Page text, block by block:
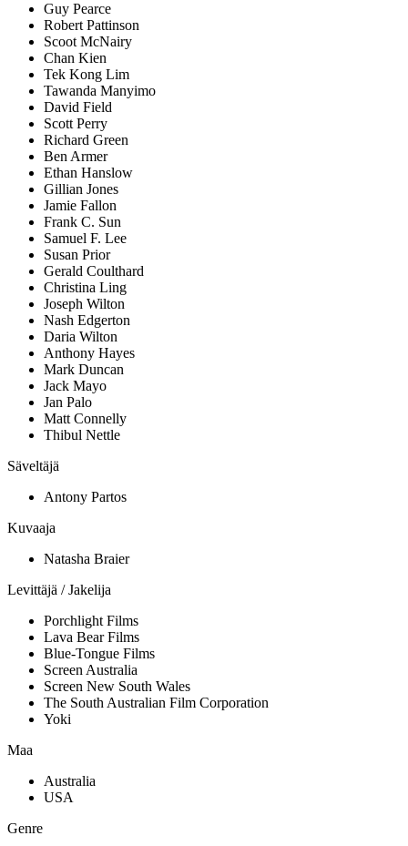
Guy Pearce
Robert Pattinson
Scoot McNairy
Chan Kien
Tek Kong Lim
Tawanda Manyimo
David Field
Scott Perry
Richard Green
Ben Armer
Ethan Hanslow
Gillian Jones
Jamie Fallon
Frank C. Sun
Samuel F. Lee
Susan Prior
Gerald Coulthard
Christina Ling
Joseph Wilton
Nash Edgerton
Daria Wilton
Anthony Hayes
Mark Duncan
Jack Mayo
Jan Palo
Matt Connelly
Thibul Nettle
Säveltäjä
Antony Partos
Kuvaaja
Natasha Braier
Levittäjä / Jakelija
Porchlight Films
Lava Bear Films
Blue-Tongue Films
Screen Australia
Screen New South Wales
The South Australian Film Corporation
Yoki
Maa
Australia
USA
Genre